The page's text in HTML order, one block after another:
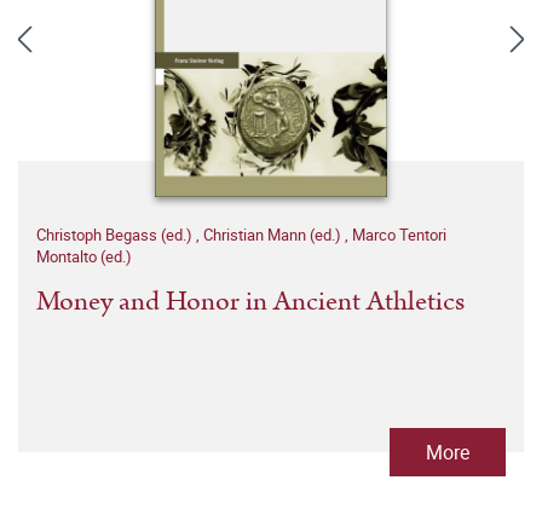
Christoph Begass (ed.) , Christian Mann (ed.) , Marco Tentori
Montalto (ed.)
Money and Honor in Ancient Athletics
More